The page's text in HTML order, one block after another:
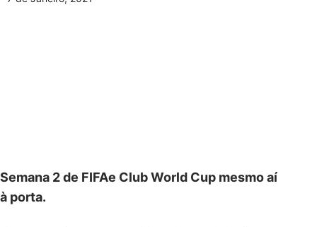
Semana 2 de FIFAe Club World Cup mesmo aí
à porta.